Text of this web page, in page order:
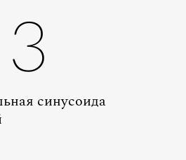
3
синусоида